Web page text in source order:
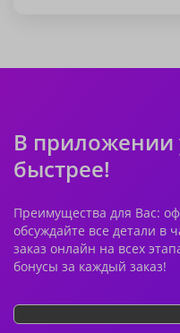
В приложении
быстрее!
Преимущества для Вас:
обсуждайте все детали в
заказ онлайн на всех
бонусы за каждый заказ!